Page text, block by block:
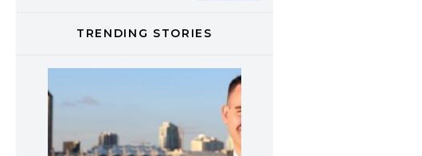
LABEL.M lancia la sua
DAVINES
cofanetti beauty preziosi
per un regalo adatto ad
TRENDING STORIES